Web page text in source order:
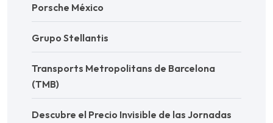
Porsche México
Grupo Stellantis
Transports Metropolitans de Barcelona
(TMB)
Descubre el Precio Invisible de las Jornadas